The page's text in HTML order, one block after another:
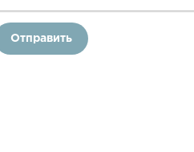
Отправить